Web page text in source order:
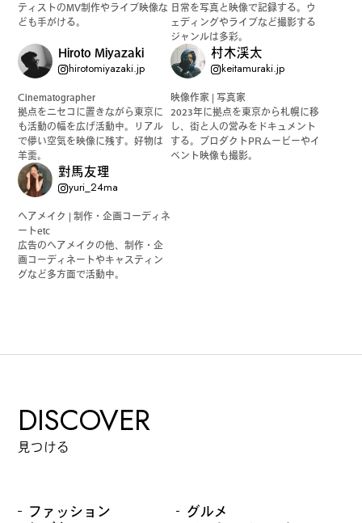
ティストのMV制作やライブ映像な
ども手がける。
日常を写真と映像で記録する。ウ
ェディングやライブなど撮影する
ジャンルは多彩。
Hiroto Miyazaki
hirotomiyazaki.jp
Cinematographer
拠点をニセコに置きながら東京に
も活動の幅を広げ活動中。リアル
で儚い空気を映像に残す。好物は
羊羹。
村木渓太
keitamuraki.jp
映像作家 | 写真家
2023年に拠点を東京から札幌に移
し、街と人の営みをドキュメント
する。プロダクトPRムービーやイ
ベント映像も撮影。
對馬友理
yuri_24ma
ヘアメイク | 制作・企画コーディネ
ートetc
広告のヘアメイクの他、制作・企
画コーディネートやキャスティン
グなど多方面で活動中。
DISCOVER
見つける
ファッション
グルメ